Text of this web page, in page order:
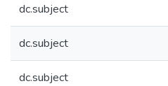
dc.subject
dc.subject
dc.subject